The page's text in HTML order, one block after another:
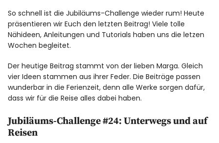
So schnell ist die Jubiläums-Challenge wieder rum! Heute
präsentieren wir Euch den letzten Beitrag! Viele tolle
Nähideen, Anleitungen und Tutorials haben uns die letzen
Wochen begleitet.
Der heutige Beitrag stammt von der lieben Marga. Gleich
vier Ideen stammen aus ihrer Feder. Die Beiträge passen
wunderbar in die Ferienzeit, denn alle Werke sorgen dafür,
dass wir für die Reise alles dabei haben.
Jubiläums-Challenge #24: Unterwegs und auf
Reisen